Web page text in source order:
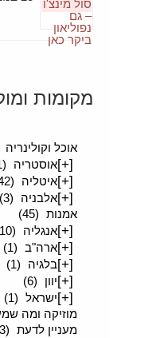
מקומות
אוכל וקולינריה
[+]אוסטריה (1)
[+]איטליה (142)
[+]אלבניה
(3)
אמנות (45)
[+]אנגליה (10)
[+]ארה"ב (1)
[+]בלגיה (1)
[+]יוון (6)
[+]ישראל (1)
מוזיקה ומה
מעניין לדעת (33)